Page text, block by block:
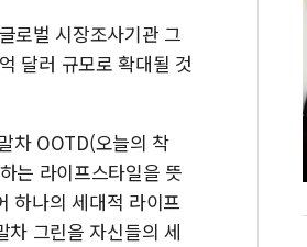
로벌 시장조사기관 그
달러 규모로 확대될 것
차 OOTD(오늘의 착
는 라이프스타일을 뜻
하나의 세대적 라이프
그린을 자신들의 세